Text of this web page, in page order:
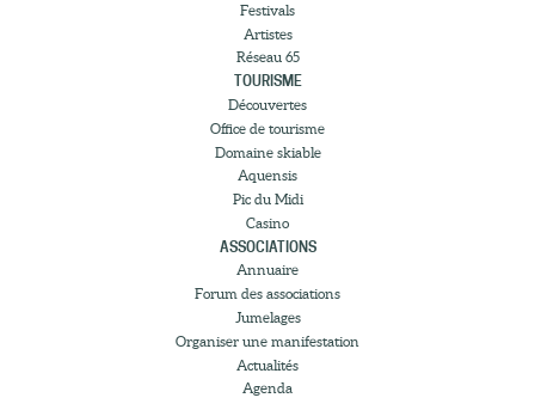
Festivals
Artistes
Réseau 65
TOURISME
Découvertes
Office de tourisme
Domaine skiable
Aquensis
Pic du Midi
Casino
ASSOCIATIONS
Annuaire
Forum des associations
Jumelages
Organiser une manifestation
Actualités
Agenda